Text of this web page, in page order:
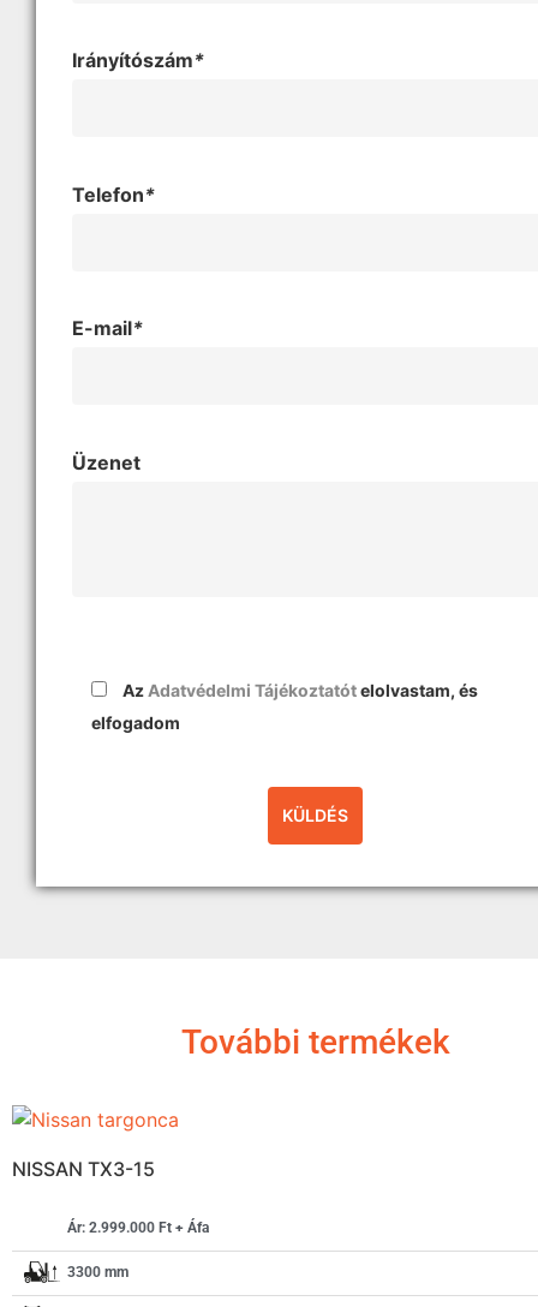
Irányítószám*
Telefon*
E-mail*
Üzenet
Az Adatvédelmi Tájékoztatótelolvastam, és
elfogadom
További termékek
NISSAN TX3-15
Ár: 2.999.000 Ft + Áfa
3300 mm